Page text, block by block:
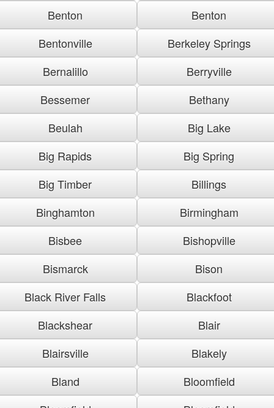
Benton
Benton
Bentonville
Berkeley Springs
Bernalillo
Berryville
Bessemer
Bethany
Beulah
Big Lake
Big Rapids
Big Spring
Big Timber
Billings
Binghamton
Birmingham
Bisbee
Bishopville
Bismarck
Bison
Black River Falls
Blackfoot
Blackshear
Blair
Blairsville
Blakely
Bland
Bloomfield